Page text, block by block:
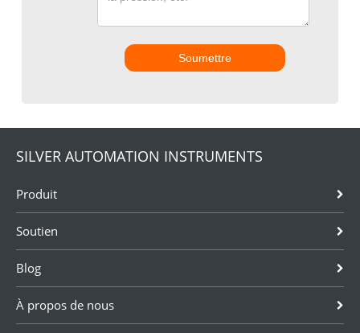
Soumettre
SILVER AUTOMATION INSTRUMENTS
Produit
Soutien
Blog
À propos de nous